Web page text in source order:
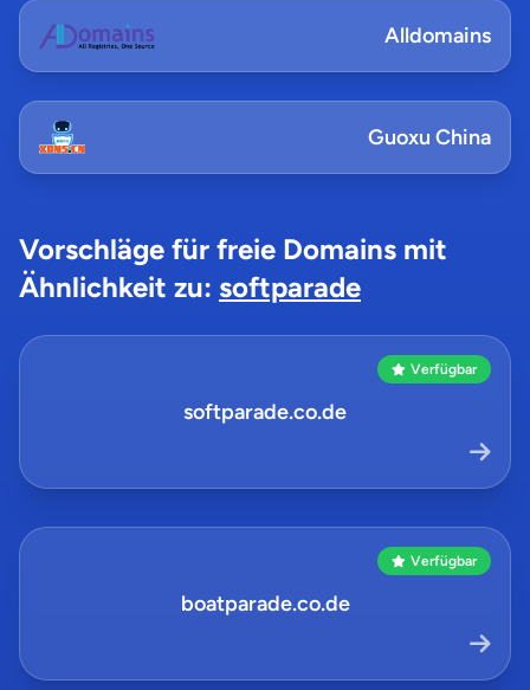
Alldomains
Guoxu China
Vorschläge für freie Domains mit
Ähnlichkeit zu: softparade
Verfügbar
softparade.co.de
Verfügbar
boatparade.co.de